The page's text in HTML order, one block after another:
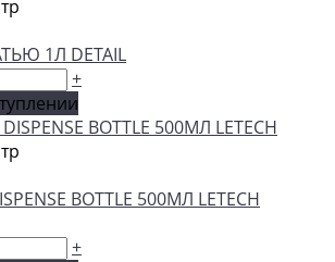
1Л DETAIL
+
BOTTLE 500МЛ LETECH
+